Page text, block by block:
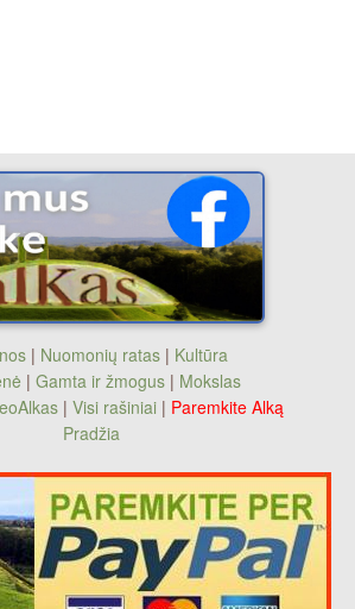
| Nuomonių ratas| Kultūra
| Gamta ir žmogus | Mokslas
| Visi rašiniai | Paremkite Alką
Pradžia